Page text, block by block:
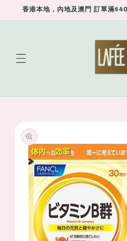
Skip to
香港本地，內地及澳門 訂單滿
product
information